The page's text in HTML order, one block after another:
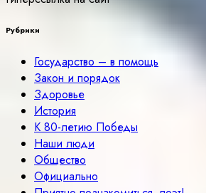
Рубрики
Государство – в помощь
Закон и порядок
Здоровье
История
К 80-летию Победы
Наши люди
Общество
Официально